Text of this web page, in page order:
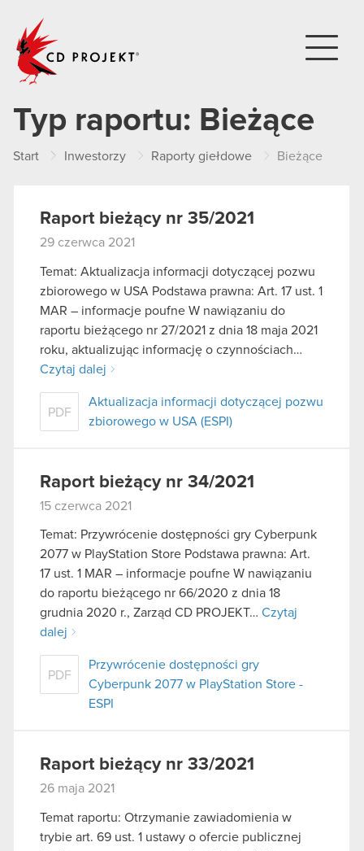
Typ raportu: Bieżące
Start Inwestorzy Raporty giełdowe Bieżące
Raport bieżący nr 35/2021
29 czerwca 2021
Temat: Aktualizacja informacji dotyczącej pozwu
zbiorowego w USA Podstawa prawna: Art. 17 ust. 1
MAR – informacje poufne W nawiązaniu do
raportu bieżącego nr 27/2021 z dnia 18 maja 2021
roku, aktualizując informację o czynnościach…
Czytaj dalej
PDF
Aktualizacja informacji dotyczącej pozwu
zbiorowego w USA (ESPI)
Raport bieżący nr 34/2021
15 czerwca 2021
Temat: Przywrócenie dostępności gry Cyberpunk
2077 w PlayStation Store Podstawa prawna: Art.
17 ust. 1 MAR – informacje poufne W nawiązaniu
do raportu bieżącego nr 66/2020 z dnia 18
grudnia 2020 r., Zarząd CD PROJEKT… Czytaj
dalej
PDF
Przywrócenie dostępności gry
Cyberpunk 2077 w PlayStation Store -
ESPI
Raport bieżący nr 33/2021
26 maja 2021
Temat raportu: Otrzymanie zawiadomienia w
trybie art. 69 ust. 1 ustawy o ofercie publicznej